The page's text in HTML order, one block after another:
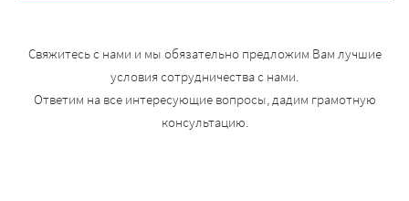
Свяжитесь с нами и мы обязательно предложим Вам лучшие
условия сотрудничества с нами.
Ответим на все интересующие вопросы, дадим грамотную
консультацию.